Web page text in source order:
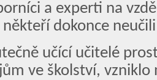
a experti na
dokonce
učící učitelé
ve školství, vzniklo